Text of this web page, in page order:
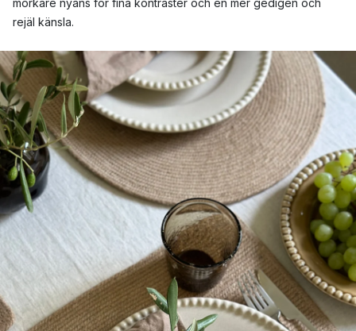
mörkare nyans för fina kontraster och en mer gedigen och
rejäl känsla.